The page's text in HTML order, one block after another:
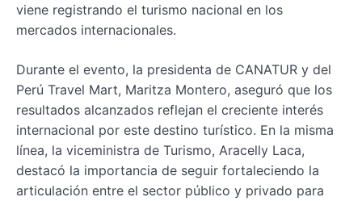
viene registrando el turismo nacional en los
mercados internacionales.
Durante el evento, la presidenta de CANATUR y del
Perú Travel Mart, Maritza Montero, aseguró que los
resultados alcanzados reflejan el creciente interés
internacional por este destino turístico. En la misma
línea, la viceministra de Turismo, Aracelly Laca,
destacó la importancia de seguir fortaleciendo la
articulación entre el sector público y privado para